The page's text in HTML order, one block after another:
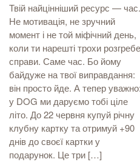
Твій найцінніший ресурс — час.
Не мотивація, не зручний
момент і не той міфічний день,
коли ти нарешті трохи
справи. Саме час. Бо йому
байдуже на твої виправдання:
він просто йде. А тепер уважно:
у DOG ми даруємо тобі ціле
літо. До 22 червня купуй річну
клубну картку та отримуй +90
днів до своєї картки у
подарунок. Це три […]